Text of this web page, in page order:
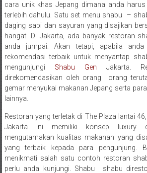
cara unik khas Jepang dimana anda
terlebih dahulu. Satu set menu shabu –
daging sapi dan sayuran yang disajikan
hangat. Di Jakarta, ada banyak restoran
anda jumpai. Akan tetapi, apabila
rekomendasi terbaik untuk menyantap
mengunjungi Shabu Gen Jakarta.
direkomendasikan oleh orang  orang
gemar menyukai makanan Jepang serta
lainnya.
Restoran yang terletak di The Plaza lantai
Jakarta ini memiliki konsep luxury
mengutamakan kualitas makanan yang
yang terbaik kepada para pengunjung.
menikmati salah satu contoh restoran
perlu anda kunjungi. Shabu  shabu